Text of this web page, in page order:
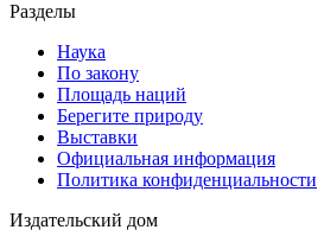
Разделы
Наука
По закону
Площадь наций
Берегите природу
Выставки
Официальная информация
Политика конфиденциальности
Издательский дом